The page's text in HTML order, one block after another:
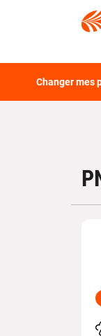
Changer mes